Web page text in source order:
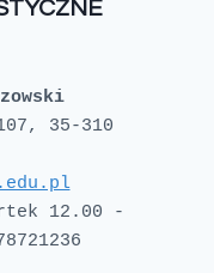
35-310
12.00 -